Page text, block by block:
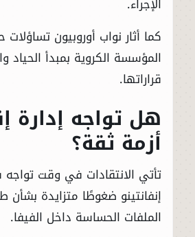
كما أثار نواب أوروبيون
المؤسسة الكروية بمبدأ الحياد
قراراتها.
هل تواجه إدارة
أزمة ثقة؟
تأتي الانتقادات في وقت تواجه
إنفانتينو ضغوطًا متزايدة بشأن
الملفات الحساسة داخل الفيفا.